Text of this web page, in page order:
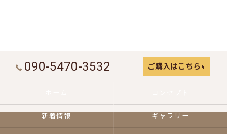
090-5470-3532 ご購入はこちら
新着情報 ギャラリー